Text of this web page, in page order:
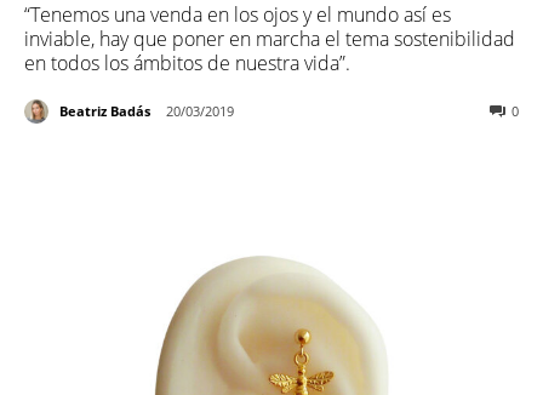
“Tenemos una venda en los ojos y el mundo así es
inviable, hay que poner en marcha el tema sostenibilidad
en todos los ámbitos de nuestra vida”.
Beatriz Badás 20/03/2019 0